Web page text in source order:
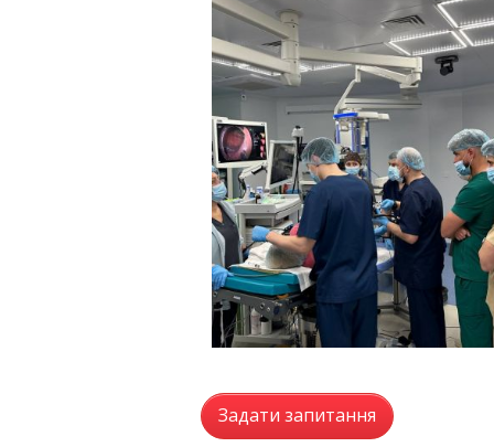
Задати запитання